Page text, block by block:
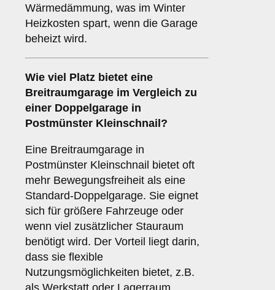
Wärmedämmung, was im Winter
Heizkosten spart, wenn die Garage
beheizt wird.
Wie viel Platz bietet eine
Breitraumgarage im Vergleich zu
einer Doppelgarage in
Postmünster Kleinschnail?
Eine Breitraumgarage in
Postmünster Kleinschnail bietet oft
mehr Bewegungsfreiheit als eine
Standard-Doppelgarage. Sie eignet
sich für größere Fahrzeuge oder
wenn viel zusätzlicher Stauraum
benötigt wird. Der Vorteil liegt darin,
dass sie flexible
Nutzungsmöglichkeiten bietet, z.B.